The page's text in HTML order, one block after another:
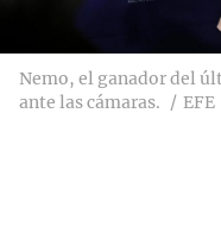
Nemo, el ganador del
ante las cámaras.
EFE